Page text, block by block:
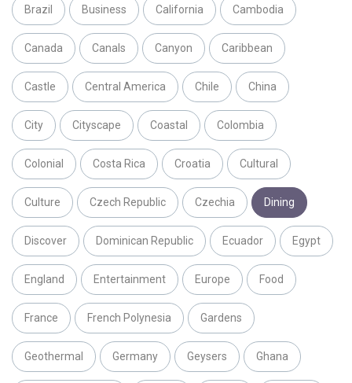
Brazil Business California Cambodia
Canada Canals Canyon Caribbean
Castle Central America Chile China
City Cityscape Coastal Colombia
Colonial Costa Rica Croatia Cultural
Culture Czech Republic Czechia Dining
Discover Dominican Republic Ecuador Egypt
England Entertainment Europe Food
France French Polynesia Gardens
Geothermal Germany Geysers Ghana